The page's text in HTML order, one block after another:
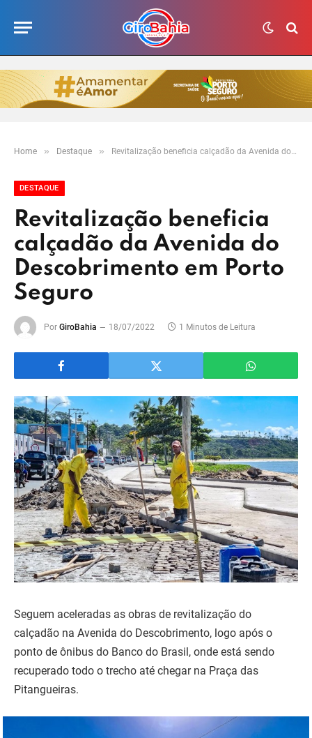
Home » Destaque » Revitalização beneficia calçadão da Avenida do Descobrimento em Porto Seguro
DESTAQUE
Revitalização beneficia
calçadão da Avenida do
Descobrimento em Porto
Seguro
Por GiroBahia 18/07/2022 1 Minutos de Leitura
Seguem aceleradas as obras de revitalização do
calçadão na Avenida do Descobrimento, logo após o
ponto de ônibus do Banco do Brasil, onde está sendo
recuperado todo o trecho até chegar na Praça das
Pitangueiras.